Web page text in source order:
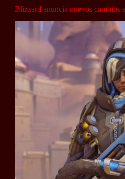
Blizzard anuncia nuevos cambios